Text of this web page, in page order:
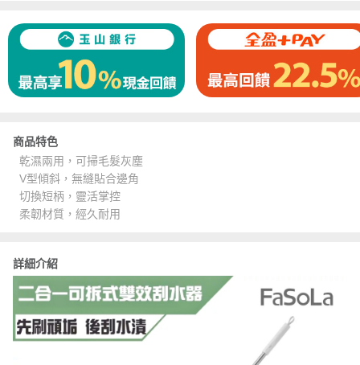
商品特色
乾濕兩用，可掃毛髮灰塵
V型傾斜，無縫貼合邊角
切換短柄，靈活掌控
柔韌材質，經久耐用
詳細介紹